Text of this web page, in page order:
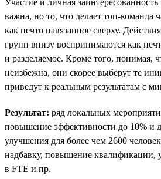
важна, но то, что делает топ-команда
как нечто навязанное сверху.
групп внизу воспринимаются как
и разделяемое. Кроме того, понимая,
неизбежна, они скорее выберут те
приведут к реальным результатам с
Результат: ряд локальных
повышение эффективности до 10% и
улучшения для более чем 2600
надбавку, повышение квалификации,
в FTE и пр.